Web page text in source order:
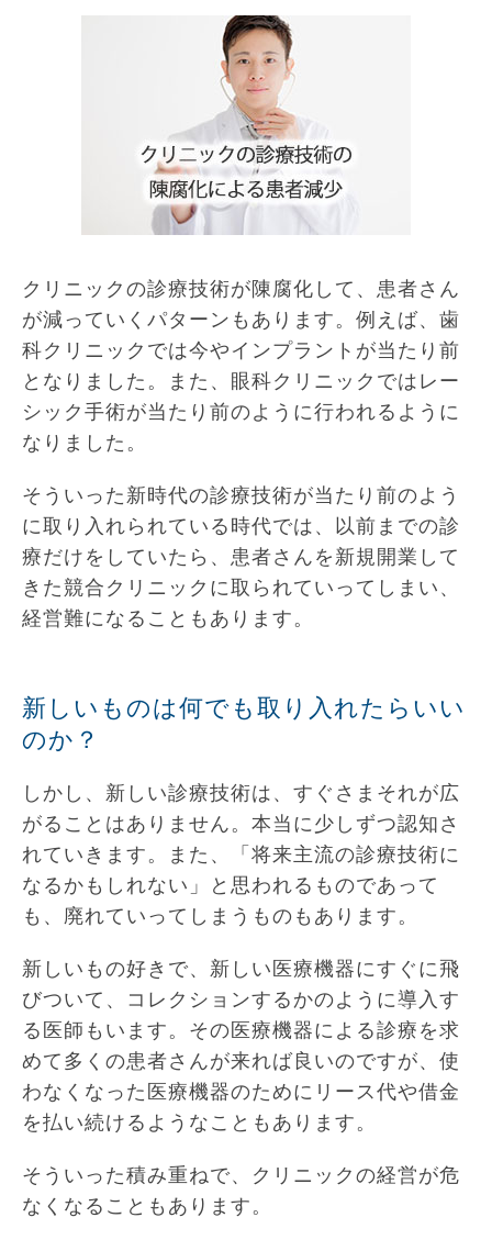
クリニックの診療技術が陳腐化して、患者さん
が減っていくパターンもあります。例えば、歯
科クリニックでは今やインプラントが当たり前
となりました。また、眼科クリニックではレー
シック手術が当たり前のように行われるように
なりました。
そういった新時代の診療技術が当たり前のよう
に取り入れられている時代では、以前までの診
療だけをしていたら、患者さんを新規開業して
きた競合クリニックに取られていってしまい、
経営難になることもあります。
新しいものは何でも取り入れたらいい
のか？
しかし、新しい診療技術は、すぐさまそれが広
がることはありません。本当に少しずつ認知さ
れていきます。また、「将来主流の診療技術に
なるかもしれない」と思われるものであって
も、廃れていってしまうものもあります。
新しいもの好きで、新しい医療機器にすぐに飛
びついて、コレクションするかのように導入す
る医師もいます。その医療機器による診療を求
めて多くの患者さんが来れば良いのですが、使
わなくなった医療機器のためにリース代や借金
を払い続けるようなこともあります。
そういった積み重ねで、クリニックの経営が危
なくなることもあります。